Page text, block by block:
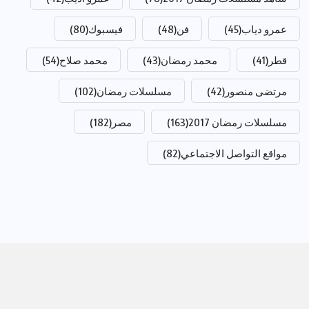
عمرو دياب(45) فن(48) فيسبوك(80)
قطر (41) محمد رمضان(43) محمد صلاح(54)
مرتضى منصور (42) مسلسلات رمضان(102)
مسلسلات رمضان 2017 (163) مصر (182)
مواقع التواصل الاجتماعي(82)